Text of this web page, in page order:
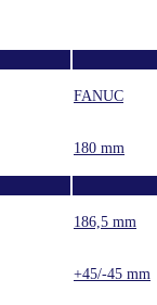
FANUC
180 mm
186,5 mm
+45/-45 mm